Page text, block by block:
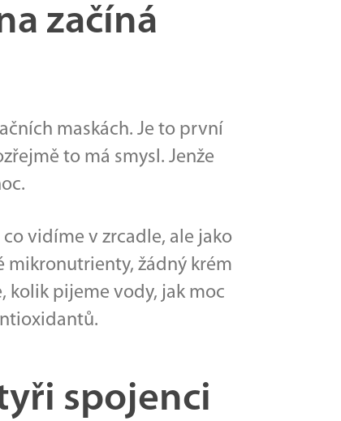
začíná
maskách. Je to první
to má smysl. Jenže
vidíme v zrcadle, ale jako
mikronutrienty, žádný krém
kolik pijeme vody, jak moc
spojenci